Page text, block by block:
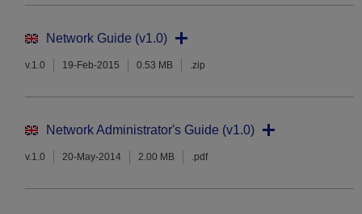
Network Guide (v1.0)
v.1.0 19-Feb-2015 0.53 MB .zip
Network Administrator's Guide (v1.0)
v.1.0 20-May-2014 2.00 MB .pdf